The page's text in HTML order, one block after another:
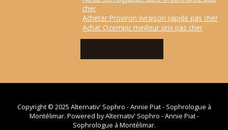
cher
Acheter Proviron livraison rapide pas cher
Achat Ozempic meilleur prix pas cher
Copyright © 2025 Alternativ' Sophro - Annie Piat - Sophrologue à
Montélimar. Powered by Alternativ' Sophro - Annie Piat -
Sophrologue à Montélimar.